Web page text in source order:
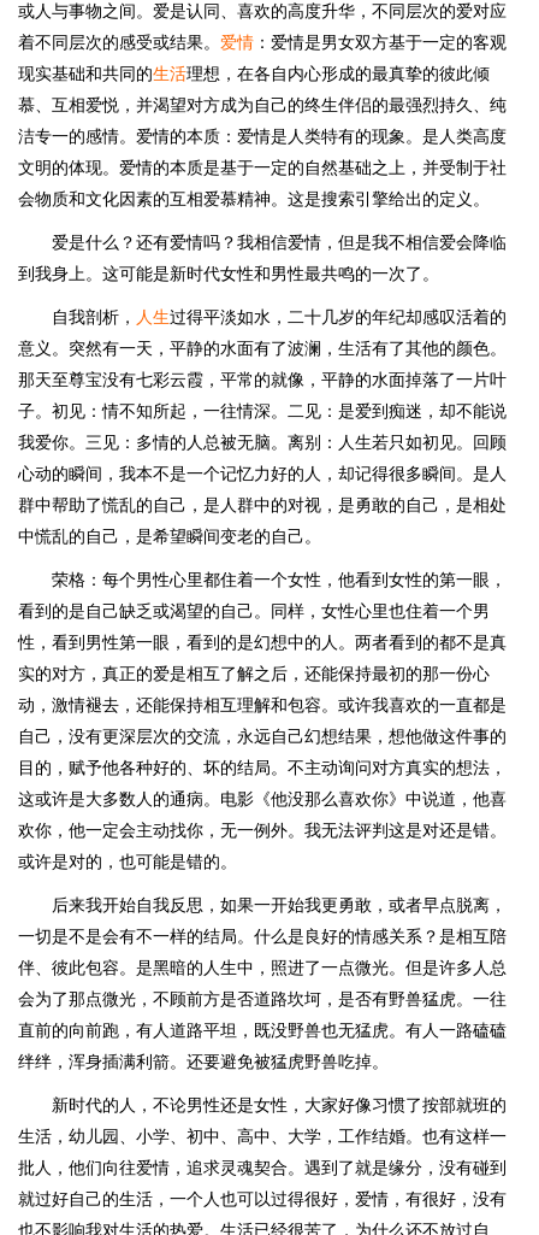
或人与事物之间。爱是认同、喜欢的高度升华，不同层次的爱对应
着不同层次的感受或结果。 爱情 ：爱情是男女双方基于一定的客观
现实基础和共同的生活理想，在各自内心形成的最真挚的彼此倾
慕、互相爱悦，并渴望对方成为自己的终生伴侣的最强烈持久、纯
洁专一的感情。爱情的本质：爱情是人类特有的现象。是人类高度
文明的体现。爱情的本质是基于一定的自然基础之上，并受制于社
会物质和文化因素的互相爱慕精神。这是搜索引擎给出的定义。
爱是什么？还有爱情吗？我相信爱情，但是我不相信爱会降临
到我身上。这可能是新时代女性和男性最共鸣的一次了。
自我剖析， 人生过得平淡如水，二十几岁的年纪却感叹活着的
意义。突然有一天，平静的水面有了波澜，生活有了其他的颜色。
那天至尊宝没有七彩云霞，平常的就像，平静的水面掉落了一片叶
子。初见：情不知所起，一往情深。二见：是爱到痴迷，却不能说
我爱你。三见：多情的人总被无脑。离别：人生若只如初见。回顾
心动的瞬间，我本不是一个记忆力好的人，却记得很多瞬间。是人
群中帮助了慌乱的自己，是人群中的对视，是勇敢的自己，是相处
中慌乱的自己，是希望瞬间变老的自己。
荣格：每个男性心里都住着一个女性，他看到女性的第一眼，
看到的是自己缺乏或渴望的自己。同样，女性心里也住着一个男
性，看到男性第一眼，看到的是幻想中的人。两者看到的都不是真
实的对方，真正的爱是相互了解之后，还能保持最初的那一份心
动，激情褪去，还能保持相互理解和包容。或许我喜欢的一直都是
自己，没有更深层次的交流，永远自己幻想结果，想他做这件事的
目的，赋予他各种好的、坏的结局。不主动询问对方真实的想法，
这或许是大多数人的通病。电影《他没那么喜欢你》中说道，他喜
欢你，他一定会主动找你，无一例外。我无法评判这是对还是错。
或许是对的，也可能是错的。
后来我开始自我反思，如果一开始我更勇敢，或者早点脱离，
一切是不是会有不一样的结局。什么是良好的情感关系？是相互陪
伴、彼此包容。是黑暗的人生中，照进了一点微光。但是许多人总
会为了那点微光，不顾前方是否道路坎坷，是否有野兽猛虎。一往
直前的向前跑，有人道路平坦，既没野兽也无猛虎。有人一路磕磕
绊绊，浑身插满利箭。还要避免被猛虎野兽吃掉。
新时代的人，不论男性还是女性，大家好像习惯了按部就班的
生活，幼儿园、小学、初中、高中、大学，工作结婚。也有这样一
批人，他们向往爱情，追求灵魂契合。遇到了就是缘分，没有碰到
就过好自己的生活，一个人也可以过得很好，爱情，有很好，没有
也不影响我对生活的热爱。生活已经很苦了，为什么还不放过自